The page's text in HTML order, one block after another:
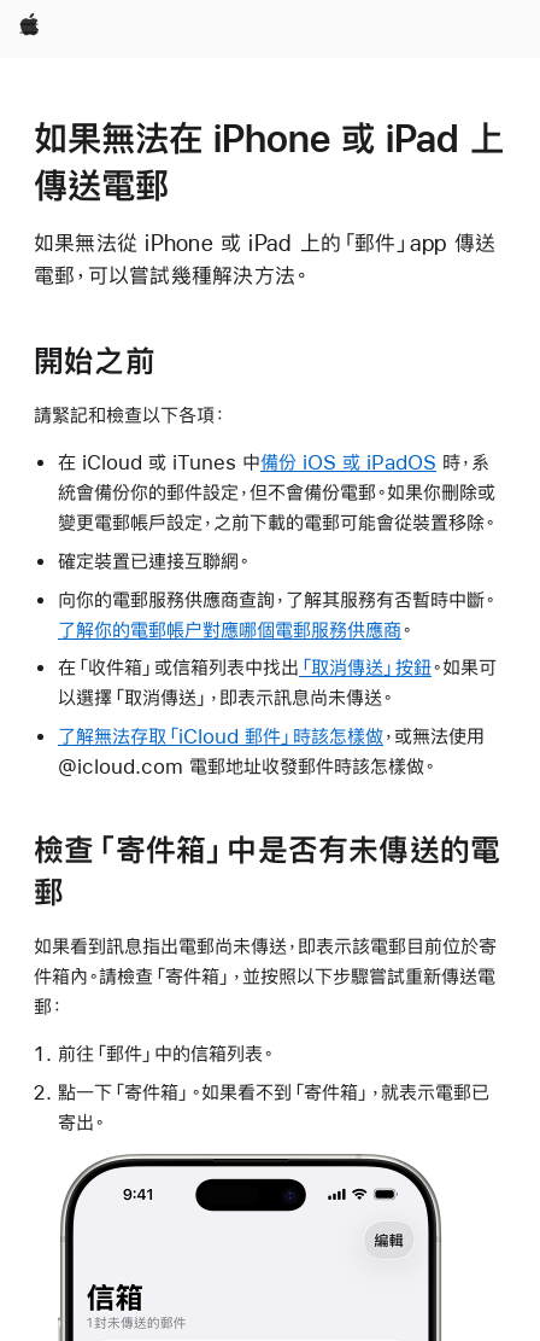
Apple
如果無法在 iPhone 或 iPad 上
傳送電郵
如果無法從 iPhone 或 iPad 上的「郵件」app 傳送
電郵，可以嘗試幾種解決方法。
開始之前
請緊記和檢查以下各項：
在 iCloud 或 iTunes 中備份 iOS 或 iPadOS 時，系
統會備份你的郵件設定，但不會備份電郵。如果你刪除或
變更電郵帳戶設定，之前下載的電郵可能會從裝置移除。
確定裝置已連接互聯網。
向你的電郵服務供應商查詢，了解其服務有否暫時中斷。
了解你的電郵帳户對應哪個電郵服務供應商。
在「收件箱」或信箱列表中找出 「取消傳送」按鈕。如果可
以選擇「取消傳送」，即表示訊息尚未傳送。
了解無法存取「iCloud 郵件」時該怎樣做，或無法使用
@icloud.com 電郵地址收發郵件時該怎樣做。
檢查「寄件箱」中是否有未傳送的電
郵
如果看到訊息指出電郵尚未傳送，即表示該電郵目前位於寄
件箱內。請檢查「寄件箱」，並按照以下步驟嘗試重新傳送電
郵：
前往「郵件」中的信箱列表。
點一下「寄件箱」。如果看不到「寄件箱」，就表示電郵已
寄出。